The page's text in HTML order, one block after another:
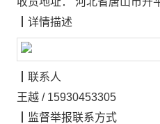
详情描述
联系人
王越 / 15930453305
监督举报联系方式